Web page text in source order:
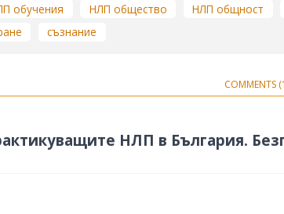
обучения НЛП общество НЛП общност
съзнание
COMMENTS
НЛП в България.